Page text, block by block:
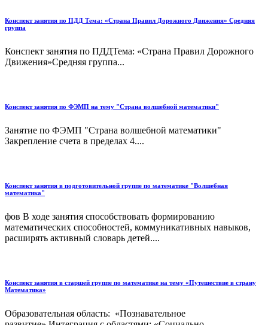
Конспект занятия по ПДД Тема: «Страна Правил Дорожного Движения» Средняя
группа
Конспект занятия по ПДДТема: «Страна Правил Дорожного
Движения»Средняя группа...
Конспект занятия по ФЭМП на тему "Страна волшебной математики"
Занятие по ФЭМП "Страна волшебной математики"
Закрепление счета в пределах 4....
Конспект занятия в подготовительной группе по математике "Волшебная
математика"
фов В ходе занятия способствовать формированию
математических способностей, коммуникативных навыков,
расширять активный словарь детей....
Конспект занятия в старшей группе по математике на тему «Путешествие в страну
Математика»
Образовательная область: «Познавательное